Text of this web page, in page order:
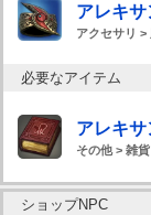
アレキ
アクセサリ >
必要なアイテム
アレキ
その他 > 雑貨
ショップNPC